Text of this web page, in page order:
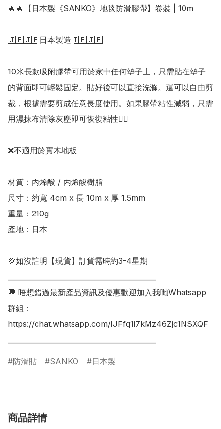
🔥🔥【日本製《SANKO》地毯防滑膠帶】卷裝 | 10m
🇯🇵🇯🇵日本製造🇯🇵🇯🇵
10米長款吸附膠帶可用於家中任何墊子上，只需貼在墊子
的背面即可輕鬆固定。貼好後可以直接洗滌。還可以自由剪
裁，根據需要剪成任意長度使用。如果膠帶粘性減弱，只需
用濕抹布清除灰塵即可恢復粘性👍🏻
❌不適用於實木地板
材質：丙烯酸 / 丙烯酸樹脂
尺寸：約寬 4cm x 長 10m x 厚 1.5mm
重量：210g
產地：日本
💢如沒註明【現貨】訂貨需時約3-4星期
💬 唔想錯過最新產品資訊及優惠歡迎加入我哋Whatsapp
群組：
https://chat.whatsapp.com/IJFfq1i7kMz46Zjc1NSXQF
防滑貼 SANKO 日本製
商品詳情